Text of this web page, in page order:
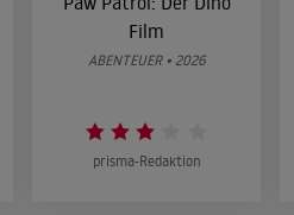
Film
ABENTEUER • 2026
prisma-Redaktion